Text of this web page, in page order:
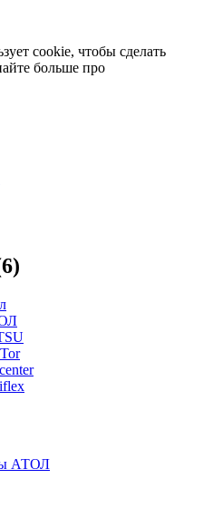
cookie, чтобы сделать
больше про
АТОЛ